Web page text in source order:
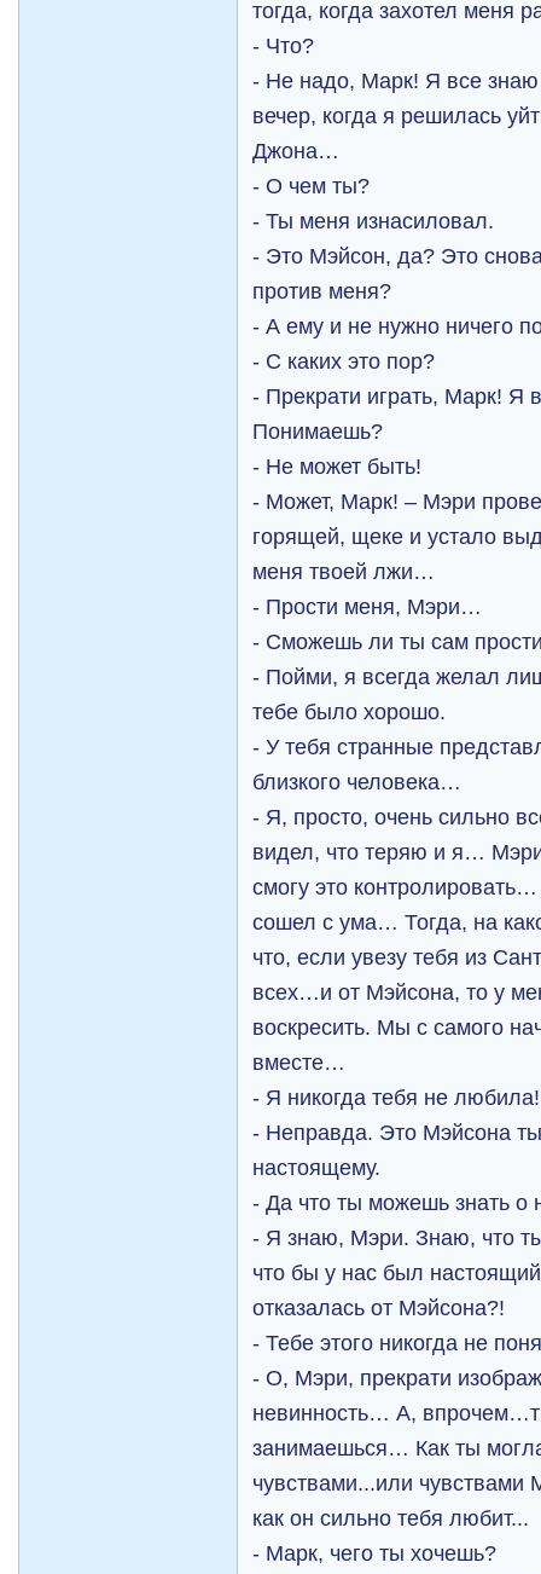
тогда, когда захотел меня
- Что?
- Не надо, Марк! Я все
вечер, когда я решилась
Джона…
- О чем ты?
- Ты меня изнасиловал.
- Это Мэйсон, да? Это
против меня?
- А ему и не нужно ничего
- С каких это пор?
- Прекрати играть, Марк! Я
Понимаешь?
- Не может быть!
- Может, Марк! – Мэри
горящей, щеке и устало
меня твоей лжи…
- Прости меня, Мэри…
- Сможешь ли ты сам
- Пойми, я всегда желал
тебе было хорошо.
- У тебя странные
близкого человека…
- Я, просто, очень сильно
видел, что теряю и я…
смогу это
сошел с ума… Тогда, на
что, если увезу тебя из
всех…и от Мэйсона, то у
воскресить. Мы с самого
вместе…
- Я никогда тебя не любила!
- Неправда. Это Мэйсона
настоящему.
- Да что ты можешь знать о
- Я знаю, Мэри. Знаю, что
что бы у нас был
отказалась от Мэйсона?!
- Тебе этого никогда не
- О, Мэри, прекрати
невинность… А,
занимаешься… Как ты
чувствами...или
как он сильно тебя любит...
- Марк, чего ты хочешь?